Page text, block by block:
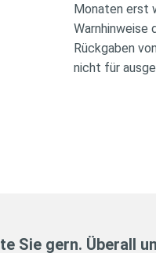
Monaten erst
Rückgaben
nicht für
Sie gern. Überall